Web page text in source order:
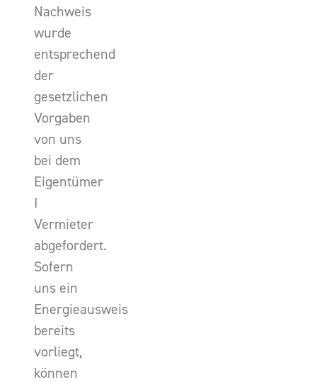
Nachweis
wurde
entsprechend
der
gesetzlichen
Vorgaben
von uns
bei dem
Eigentümer
I
Vermieter
abgefordert.
Sofern
uns ein
Energieausweis
bereits
vorliegt,
können